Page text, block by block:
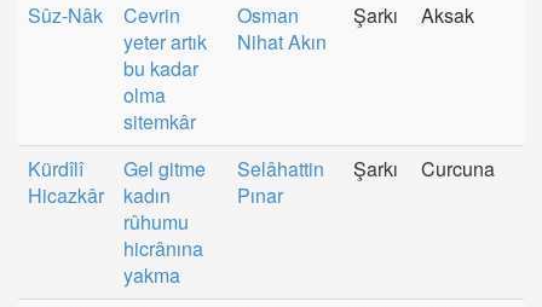
Sûz-Nâk
Cevrin
yeter artık
bu kadar
olma
sitemkâr
Osman
Nihat Akın
Şarkı Aksak
Kürdîlî
Hicazkâr
Gel gitme
kadın
rûhumu
hicrânına
yakma
Selâhattin
Pınar
Şarkı Curcuna